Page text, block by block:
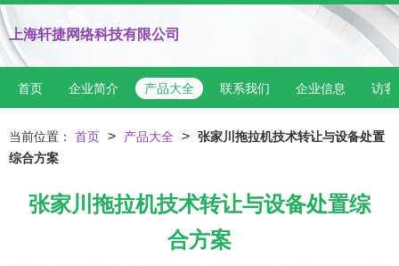
上海轩捷网络科技有限公司
首页 企业简介 产品大全 联系我们 企业信息 访客
当前位置： 首页 > 产品大全 > 张家川拖拉机技术转让与设备处置
综合方案
张家川拖拉机技术转让与设备处置综
合方案